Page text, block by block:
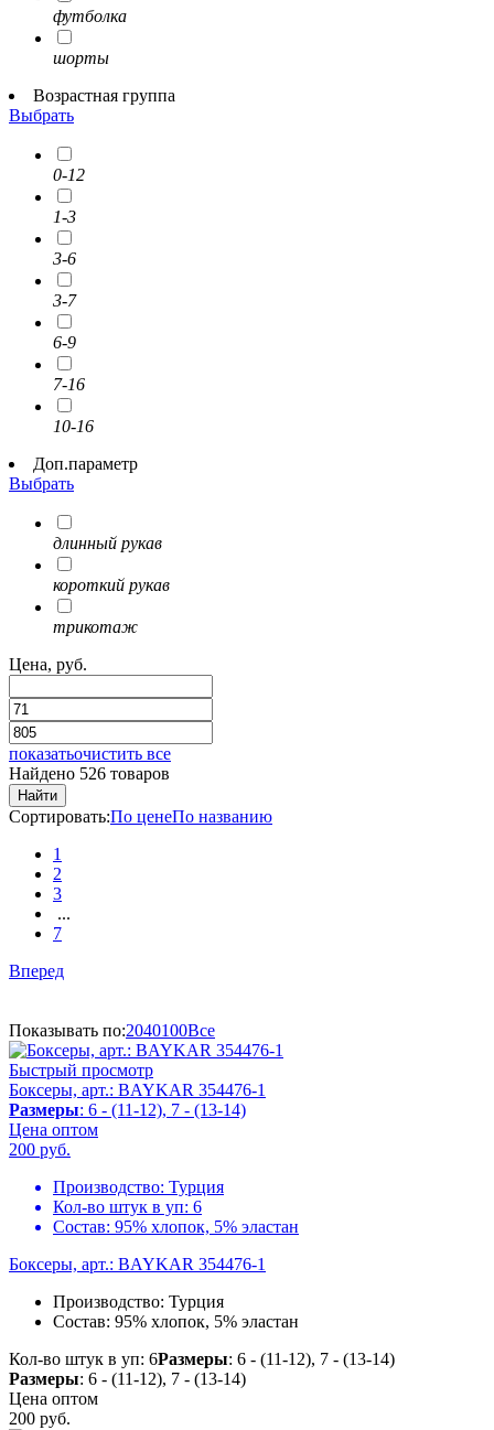
футболка
шорты
Возрастная группа
Выбрать
0-12
1-3
3-6
3-7
6-9
7-16
10-16
Доп.параметр
Выбрать
длинный рукав
короткий рукав
трикотаж
Цена, руб.
показатьочистить все
Найдено 526 товаров
Найти
Сортировать:По ценеПо названию
1
2
3
...
7
Вперед
Показывать по:2040100Все
Быстрый просмотр
Боксеры, арт.: BAYKAR 354476-1
Размеры: 6 - (11-12), 7 - (13-14)
Цена оптом
200 руб.
Производство: Турция
Кол-во штук в уп: 6
Состав: 95% хлопок, 5% эластан
Боксеры, арт.: BAYKAR 354476-1
Производство: Турция
Состав: 95% хлопок, 5% эластан
Кол-во штук в уп: 6Размеры: 6 - (11-12), 7 - (13-14)
Размеры: 6 - (11-12), 7 - (13-14)
Цена оптом
200 руб.